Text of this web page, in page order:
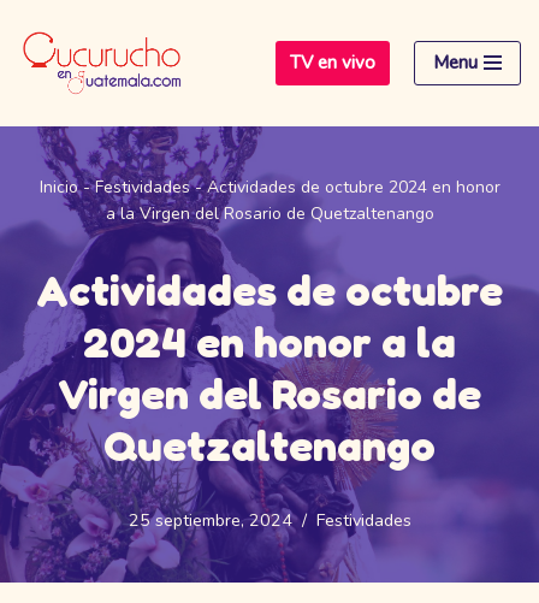
Saltar
contenido
TV en vivo Menu
Inicio-Festividades-Actividades de octubre 2024 en honor
a la Virgen del Rosario de Quetzaltenango
Actividades de octubre
2024 en honor a la
Virgen del Rosario de
Quetzaltenango
25 septiembre, 2024 Festividades